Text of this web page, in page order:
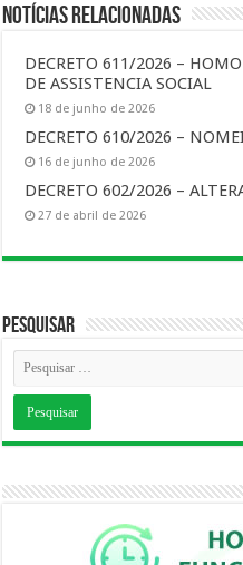
Notícias Relacionadas
DECRETO 611/2026 –
DE ASSISTENCIA SOCIAL
18 de junho de 2026
DECRETO 610/2026 –
16 de junho de 2026
DECRETO 602/2026 –
27 de abril de 2026
Pesquisar